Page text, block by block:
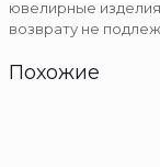
ювелирные
возврату не
Похожие